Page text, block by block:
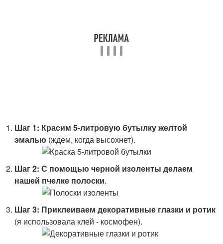
Шаг 1: Красим 5-литровую бутылку желтой
эмалью (ждем, когда высохнет).
Шаг 2: С помощью черной изоленты делаем
нашей пчелке полоски.
Шаг 3: Приклеиваем декоративные глазки и ротик
(я использовала клей - космофен).